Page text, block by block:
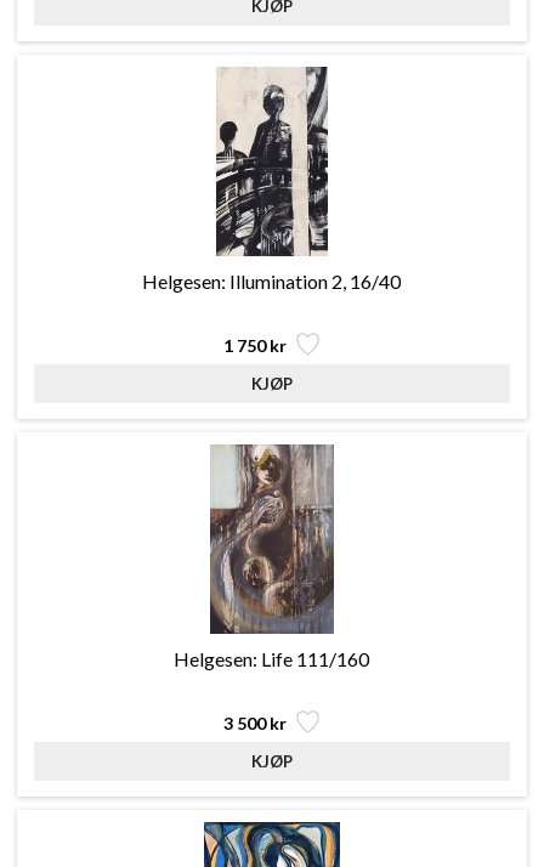
Helgesen: Illumination 2, 16/40
1 750 kr
Helgesen: Life 111/160
3 500 kr